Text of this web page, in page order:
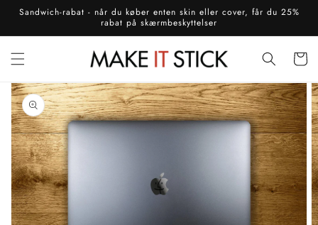
Gå til
Sandwich-rabat - når du køber enten skin eller cover, får du 25%
rabat på skærmbeskyttelser
til
Åbn